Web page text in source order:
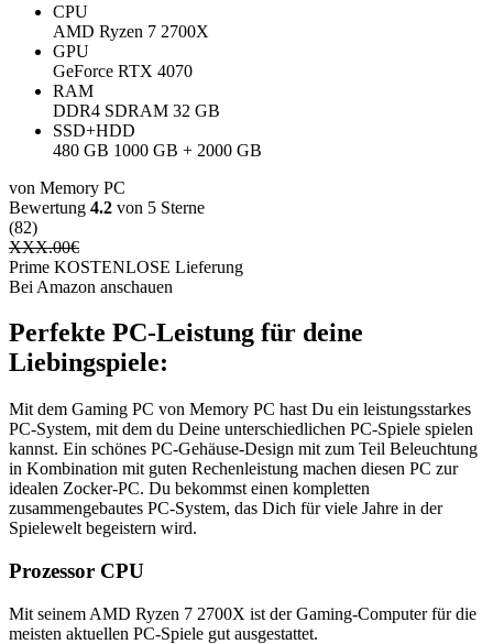
CPU
AMD Ryzen 7 2700X
GPU
GeForce RTX 4070
RAM
‎DDR4 SDRAM ‎32 GB
SSD+HDD
480 GB 1000 GB + 2000 GB
von Memory PC
Bewertung 4.2 von 5 Sterne
(82)
XXX.00€
Prime KOSTENLOSE Lieferung
Bei Amazon anschauen
Perfekte PC-Leistung für deine
Liebingspiele:
Mit dem Gaming PC von Memory PC hast Du ein leistungsstarkes
PC-System, mit dem du Deine unterschiedlichen PC-Spiele spielen
kannst. Ein schönes PC-Gehäuse-Design mit zum Teil Beleuchtung
in Kombination mit guten Rechenleistung machen diesen PC zur
idealen Zocker-PC. Du bekommst einen kompletten
zusammengebautes PC-System, das Dich für viele Jahre in der
Spielewelt begeistern wird.
Prozessor CPU
Mit seinem AMD Ryzen 7 2700X ist der Gaming-Computer für die
meisten aktuellen PC-Spiele gut ausgestattet.